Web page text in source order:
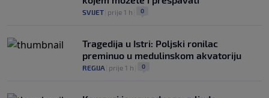
SVIJET prije 1 h 0
Tragedija u Istri: Poljski ronilac
preminuo u medulinskom akvatoriju
REGIJA prije 1 h 0